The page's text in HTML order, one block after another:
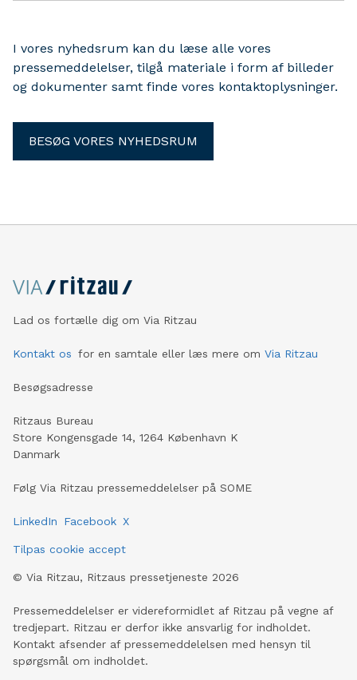
I vores nyhedsrum kan du læse alle vores
pressemeddelelser, tilgå materiale i form af billeder
og dokumenter samt finde vores kontaktoplysninger.
BESØG VORES NYHEDSRUM
Lad os fortælle dig om Via Ritzau
Kontakt os for en samtale eller læs mere om Via Ritzau
Besøgsadresse
Ritzaus Bureau
Store Kongensgade 14, 1264 København K
Danmark
Følg Via Ritzau pressemeddelelser på SOME
LinkedIn Facebook X
Tilpas cookie accept
© Via Ritzau, Ritzaus pressetjeneste 2026
Pressemeddelelser er videreformidlet af Ritzau på vegne af
tredjepart. Ritzau er derfor ikke ansvarlig for indholdet.
Kontakt afsender af pressemeddelelsen med hensyn til
spørgsmål om indholdet.